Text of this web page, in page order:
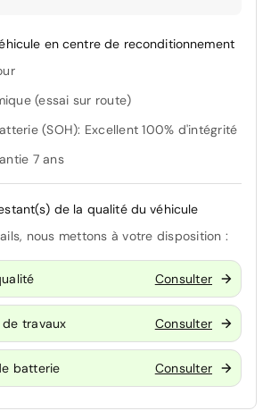
en centre de reconditionnement
(essai sur route)
(SOH): Excellent 100% d'intégrité
7 ans
de la qualité du véhicule
nous mettons à votre disposition :
Consulter
travaux Consulter
batterie Consulter